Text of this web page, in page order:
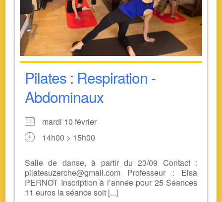
Pilates : Respiration -
Abdominaux
mardi 10 février
14h00 > 15h00
Salle de danse, à partir du 23/09 Contact :
pilatesuzerche@gmail.com Professeur : Elsa
PERNOT Inscription à l’année pour 25 Séances
11 euros la séance soit [...]